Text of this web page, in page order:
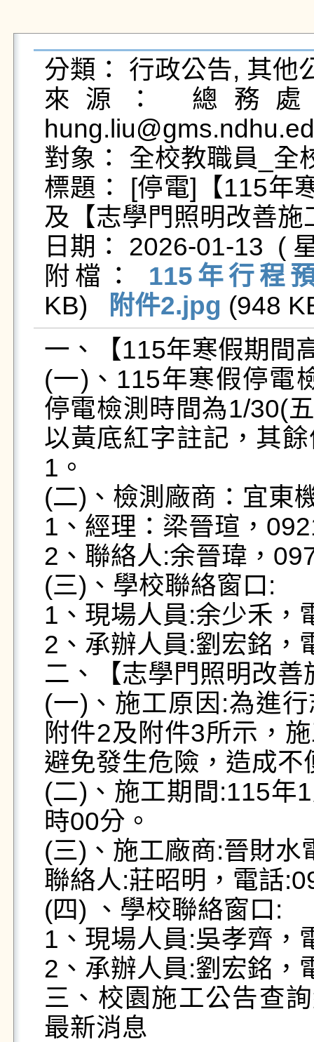
分類： 行政公告, 其他
來源： 總務
對象： 全校教職員_全
標題： [停電]【115年
及【志學門照明改善施
日期： 2026-01-13  (
附檔： 115年行程
KB)
附件2.jpg (948
一、【115年寒假期間
(一)、115年寒假停電
停電檢測時間為1/30(
以黃底紅字註記，其
1。
(二)、檢測廠商：宜東
1、經理：梁晉瑄，
2、聯絡人:余晉瑋，
(三)、學校聯絡窗口:
1、現場人員:余少禾，
2、承辦人員:劉宏銘，
二、【志學門照明改善
(一)、施工原因:為進
附件2及附件3所示，
避免發生危險，造成不
(二)、施工期間:115年
時00分。
(三)、施工廠商:晉財水
聯絡人:莊昭明，電話
(四) 、學校聯絡窗口:
1、現場人員:吳孝齊，
2、承辦人員:劉宏銘，
三、校園施工公告查